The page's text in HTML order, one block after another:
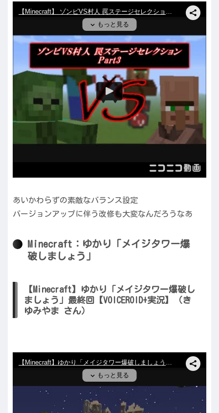
あいかわらずの素敵なバランス設定
バージョンアップに伴う改修も大変なんだろうなあ
Minecraft：ゆかり「メイジタワー爆
破しましょう」
【Minecraft】ゆかり「メイジタワー爆破し
ましょう」最終回【VOICEROID+実況】（き
ゆみやま さん）